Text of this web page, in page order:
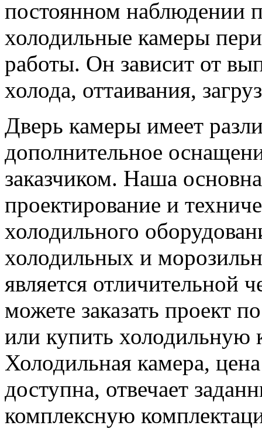
постоянном наблюдении
холодильные камеры
работы. Он зависит от
холода, оттаивания,
Дверь камеры имеет
дополнительное
заказчиком. Наша
проектирование и
холодильного
холодильных и
является отличительной
можете заказать проект
или купить холодильную
Холодильная камера,
доступна, отвечает
комплексную